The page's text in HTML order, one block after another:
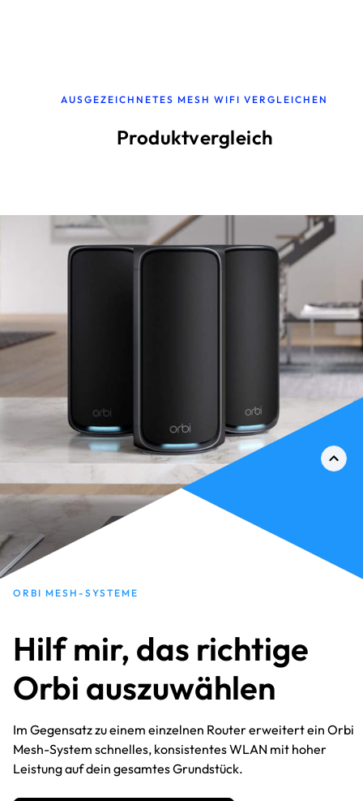
AUSGEZEICHNETES MESH WIFI VERGLEICHEN
Produktvergleich
ORBI MESH-SYSTEME
Hilf mir, das richtige
Orbi auszuwählen
Im Gegensatz zu einem einzelnen Router erweitert ein Orbi
Mesh-System schnelles, konsistentes WLAN mit hoher
Leistung auf dein gesamtes Grundstück.